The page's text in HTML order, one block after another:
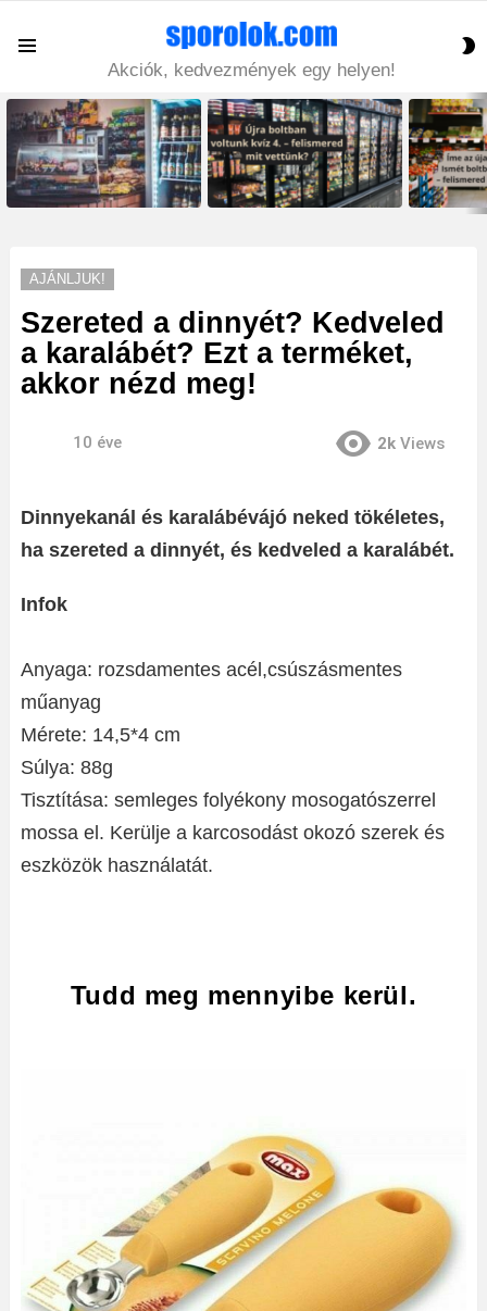
Akciók, kedvezmények egy helyen!
LATEST
STORIES
AJÁNLJUK!
Szereted a dinnyét? Kedveled
a karalábét? Ezt a terméket,
akkor nézd meg!
10 éve 2k Views
Dinnyekanál és karalábévájó neked tökéletes,
ha szereted a dinnyét, és kedveled a karalábét.
Infok
Anyaga: rozsdamentes acél,csúszásmentes
műanyag
Mérete: 14,5*4 cm
Súlya: 88g
Tisztítása: semleges folyékony mosogatószerrel
mossa el. Kerülje a karcosodást okozó szerek és
eszközök használatát.
Tudd meg mennyibe kerül.